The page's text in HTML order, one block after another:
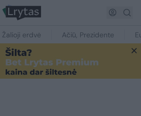
Žalioji erdvė Ačiū, Prezidente